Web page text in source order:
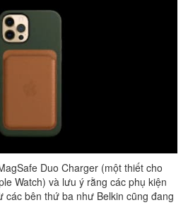
Duo Charger (một thiết cho
Watch) và lưu ý rằng các phụ kiện
các bên thứ ba như Belkin cũng đang